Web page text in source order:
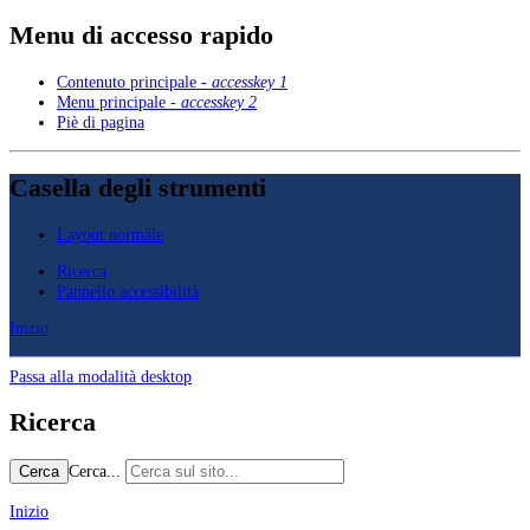
Menu di accesso rapido
Contenuto principale - accesskey 1
Menu principale - accesskey 2
Piè di pagina
Casella degli strumenti
Layout normale
Ricerca
Pannello accessibilità
Inizio
Passa alla modalità desktop
Ricerca
Cerca Cerca...
Inizio